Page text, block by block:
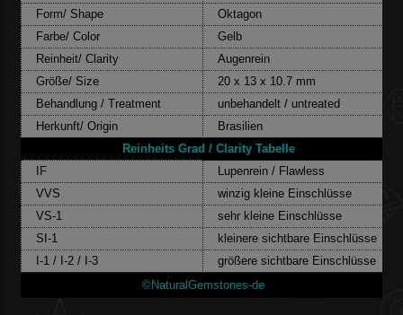
Form/ Shape
Oktagon
Farbe/ Color
Gelb
Reinheit/ Clarity
Augenrein
Größe/ Size
20 x 13 x 10.7 mm
Behandlung / Treatment
unbehandelt / untreated
Herkunft/ Origin
Brasilien
Reinheits Grad / Clarity Tabelle
IF
Lupenrein / Flawless
VVS
winzig kleine Einschlüsse
VS-1
sehr kleine Einschlüsse
SI-1
kleinere sichtbare Einschlüsse
I-1 / I-2 / I-3
größere sichtbare Einschlüsse
©NaturalGemstones-de